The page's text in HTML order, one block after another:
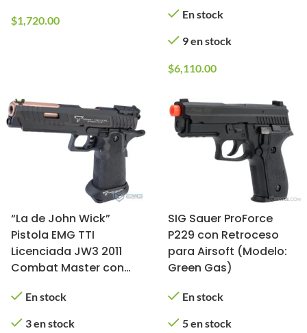
$1,720.00
Longitud: 4.3″)
En stock
9 en stock
$6,110.00
“La de John Wick”
Pistola EMG TTI
Licenciada JW3 2011
Combat Master con
para Airsoft
En stock
3 en stock
SIG Sauer ProForce
P229 con Retroceso
para Airsoft (Modelo:
Green Gas)
En stock
5 en stock